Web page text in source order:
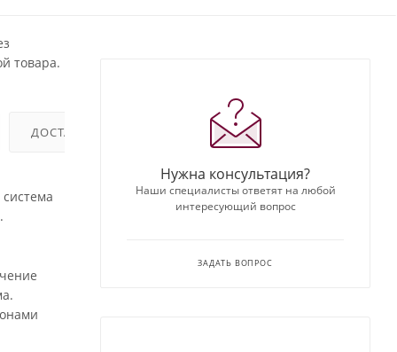
товара.
ДОСТАВКА
Нужна консультация?
Наши специалисты ответят на любой
интересующий вопрос
ЗАДАТЬ ВОПРОС